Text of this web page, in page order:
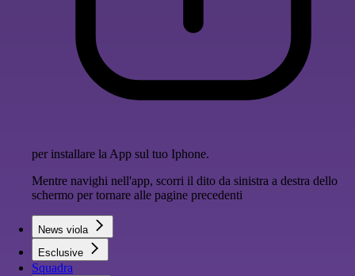
per installare la App sul tuo Iphone.
Mentre navighi nell'app, scorri il dito da sinistra a destra dello
schermo per tornare alle pagine precedenti
News viola
Esclusive
Squadra